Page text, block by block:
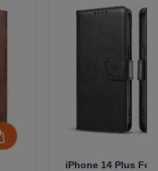
iPhone 14 Plus